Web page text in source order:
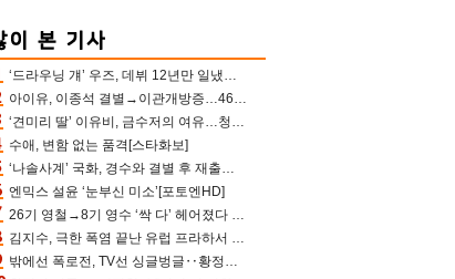
‘드라우닝 걔’ 우즈, 데뷔 12년만 일냈다…체조경기장 입성 확정
아이유, 이종석 결별→이관개방증…46장 꽉 채운 유애나 ♥ “열심히 사는 중”
‘견미리 딸’ 이유비, 금수저의 여유…청순 미모에 반전 슬림 라인
수애, 변함 없는 품격[스타화보]
‘나솔사계’ 국화, 경수와 결별 후 재출연…첫인상 3표 몰표
엔믹스 설윤 ‘눈부신 미소’[포토엔HD]
26기 영철→8기 영수 ‘싹 다’ 헤어졌다 ‘나솔사계’ 충격의 현커 0쌍 (촌장TV)
김지수, 극한 폭염 끝난 유럽 프라하서 쾌적한 여름나기 “선풍기만으로 지내”
밖에선 폭로전, TV선 싱글벙글‥황정민 ‘틈만 나면’ 출연, 피로감은 시청자 몫